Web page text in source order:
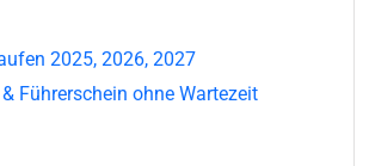
2025, 2026, 2027
Führerschein ohne Wartezeit